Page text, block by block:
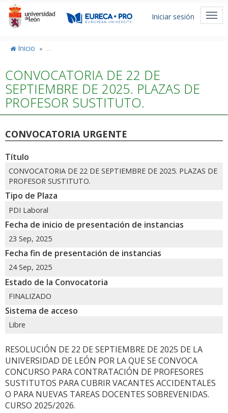
Pasar
contenido
Menú
usuario
Iniciar sesión
Inicio Convocatorias de selección o provisión de PTGAS/
CONVOCATORIA DE 22 DE
SEPTIEMBRE DE 2025. PLAZAS DE
PROFESOR SUSTITUTO.
CONVOCATORIA URGENTE
Título
CONVOCATORIA DE 22 DE SEPTIEMBRE DE 2025. PLAZAS DE
PROFESOR SUSTITUTO.
Tipo de Plaza
PDI Laboral
Fecha de inicio de presentación de instancias
23 Sep, 2025
Fecha fin de presentación de instancias
24 Sep, 2025
Estado de la Convocatoria
FINALIZADO
Sistema de acceso
Libre
RESOLUCIÓN DE 22 DE SEPTIEMBRE DE 2025 DE LA
UNIVERSIDAD DE LEÓN POR LA QUE SE CONVOCA
CONCURSO PARA CONTRATACIÓN DE PROFESORES
SUSTITUTOS PARA CUBRIR VACANTES ACCIDENTALES
O PARA NUEVAS TAREAS DOCENTES SOBREVENIDAS.
CURSO 2025/2026.